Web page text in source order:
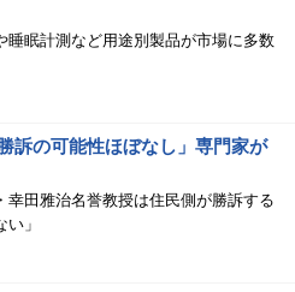
睡眠計測など用途別製品が市場に多数
訴の可能性ほぼなし」専門家が
幸田雅治名誉教授は住民側が勝訴する
」